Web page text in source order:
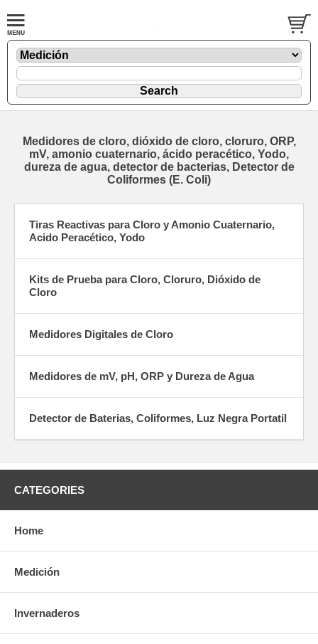
Medidores de cloro, dióxido de cloro, cloruro, ORP,
mV, amonio cuaternario, ácido peracético, Yodo,
dureza de agua, detector de bacterias, Detector de
Coliformes (E. Coli)
Tiras Reactivas para Cloro y Amonio Cuaternario,
Acido Peracético, Yodo
Kits de Prueba para Cloro, Cloruro, Dióxido de
Cloro
Medidores Digitales de Cloro
Medidores de mV, pH, ORP y Dureza de Agua
Detector de Baterias, Coliformes, Luz Negra Portatil
CATEGORIES
Home
Medición
Invernaderos